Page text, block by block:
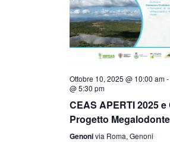
Ottobre 10, 2025 @ 10:00 am-
@ 5:30 pm
CEAS APERTI 2025
Progetto
Genonivia Roma, Genoni